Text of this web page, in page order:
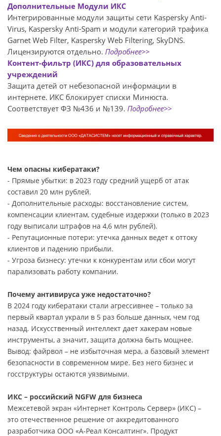
Дополнительные Модули ИКС
Интегрированные модули защиты сети Kaspersky Anti-
Virus, Kaspersky Anti-Spam и модули категорий трафика
Garnet Web Filter, Kaspersky Web Filtering, SkyDNS.
Лицензируются отдельно. Подробнее>>
Контент-фильтр (ИКС) для образовательных
учреждений
Защита детей от небезопасной информации в
интернете. ИКС блокирует списки Минюста.
Соответствует ФЗ №436 и №139. Подробнее>>
Чем опасны кибератаки?
- Прямые убытки: в 2023 году средний ущерб от атак
составил 20 млн рублей.
- Дополнительные расходы: восстановление систем,
компенсации клиентам, судебные издержки (только в 2023
году выписали штрафов на 4,6 млн рублей).
- Репутационные потери: утечка данных ведет к оттоку
клиентов и падению прибыли.
- Угроза бизнесу: утечки к конкурентам или сбои могут
парализовать работу компании.
Почему антивируса уже недостаточно?
В 2024 году кибератаки стали агрессивнее – только за
первый квартал украли в 5 раз больше данных, чем год
назад. Искусственный интеллект дает хакерам новые
инструменты, а значит, защита должна быть мощнее.
Вывод: файрвол – не избыточная мера, а базовый элемент
безопасности в современном мире. Без него бизнес и
госструктуры остаются уязвимыми.
ИКС – российский NGFW для бизнеса
Межсетевой экран «Интернет Контроль Сервер» (ИКС) –
это отечественное решение от аккредитованного
разработчика ООО «А-Реал Консалтинг». Продукт